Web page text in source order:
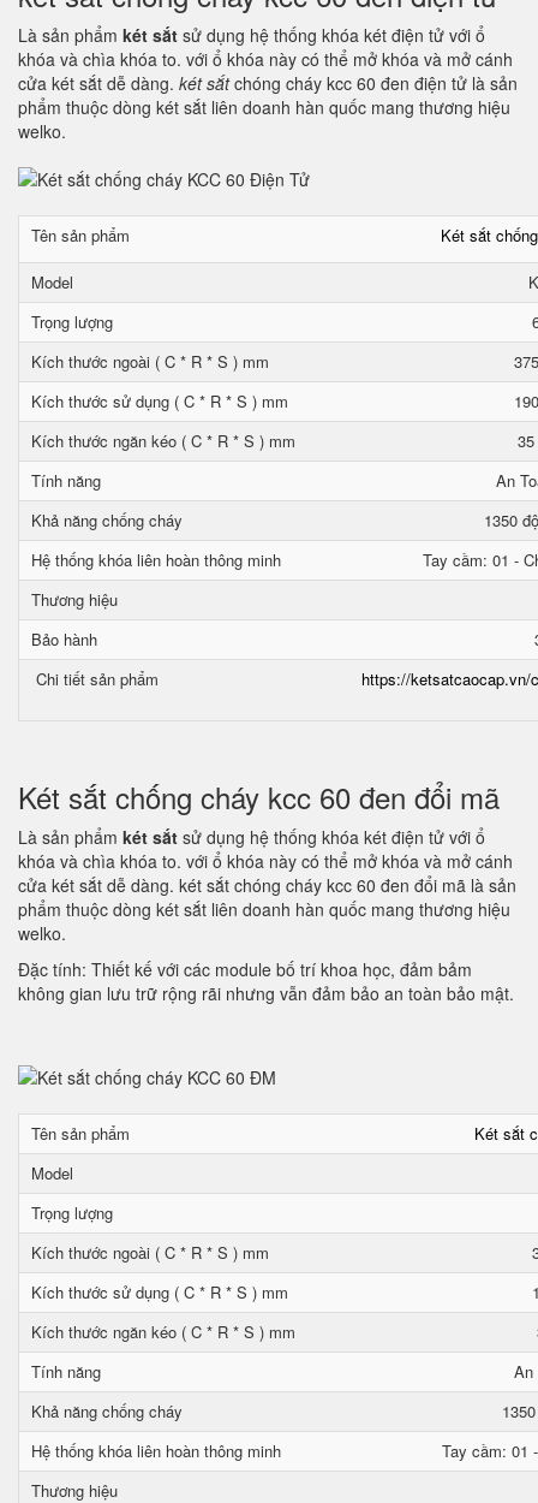
Là sản phẩm két sắt sử dụng hệ thống khóa két điện tử với ổ
khóa và chìa khóa to. với ổ khóa này có thể mở khóa và mở cánh
cửa két sắt dễ dàng. két sắtchóng cháy kcc 60 đen điện tử là sản
phẩm thuộc dòng két sắt liên doanh hàn quốc mang thương hiệu
welko.
Tên sản phẩm Két sắt
Model
Trọng lượng
Kích thước ngoài ( C * R * S ) mm
Kích thước sử dụng ( C * R * S ) mm
Kích thước ngăn kéo ( C * R * S ) mm
Tính năng
An
Khả năng chống cháy
1350
Hệ thống khóa liên hoàn thông minh
Tay cầm: 01 -
Thương hiệu
Bảo hành
Chi tiết sản phẩm
https://ketsatcaocap.vn/
Két sắt chống cháy kcc 60 đen đổi mã
Là sản phẩm két sắt sử dụng hệ thống khóa két điện tử với ổ
khóa và chìa khóa to. với ổ khóa này có thể mở khóa và mở cánh
cửa két sắt dễ dàng. két sắt chóng cháy kcc 60 đen đổi mã là sản
phẩm thuộc dòng két sắt liên doanh hàn quốc mang thương hiệu
welko.
Đặc tính: Thiết kế với các module bố trí khoa học, đảm bảm
không gian lưu trữ rộng rãi nhưng vẫn đảm bảo an toàn bảo mật.
Tên sản phẩm
Két sắt
Model
Trọng lượng
Kích thước ngoài ( C * R * S ) mm
Kích thước sử dụng ( C * R * S ) mm
Kích thước ngăn kéo ( C * R * S ) mm
Tính năng
An
Khả năng chống cháy
Hệ thống khóa liên hoàn thông minh
Tay cầm: 01
Thương hiệu